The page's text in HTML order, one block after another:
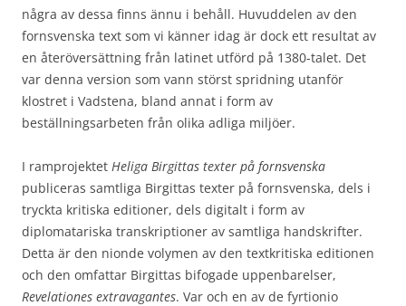
några av dessa finns ännu i behåll. Huvuddelen av den
fornsvenska text som vi känner idag är dock ett resultat av
en återöversättning från latinet utförd på 1380-talet. Det
var denna version som vann störst spridning utanför
klostret i Vadstena, bland annat i form av
beställningsarbeten från olika adliga miljöer.
I ramprojektet Heliga Birgittas texter på fornsvenska
publiceras samtliga Birgittas texter på fornsvenska, dels i
tryckta kritiska editioner, dels digitalt i form av
diplomatariska transkriptioner av samtliga handskrifter.
Detta är den nionde volymen av den textkritiska editionen
och den omfattar Birgittas bifogade uppenbarelser,
Revelationes extravagantes. Var och en av de fyrtionio